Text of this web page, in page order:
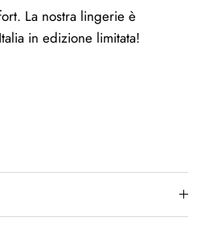
La nostra lingerie è
in edizione limitata!